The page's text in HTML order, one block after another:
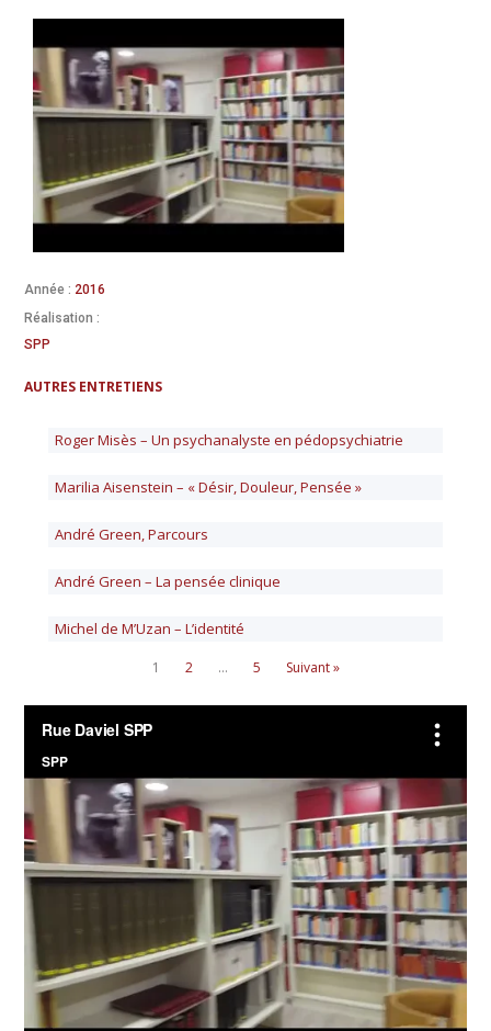
Année : 2016
Réalisation :
SPP
AUTRES ENTRETIENS
Roger Misès – Un psychanalyste en pédopsychiatrie
Marilia Aisenstein – « Désir, Douleur, Pensée »
André Green, Parcours
André Green – La pensée clinique
Michel de M’Uzan – L’identité
1 2 … 5 Suivant »